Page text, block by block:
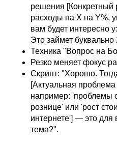
решения [Конкретный
расходы на Х на Y%,
вам будет интересно
Это займет
Техника "Вопрос на
Резко меняет фокус
Скрипт: "Хорошо.
[Актуальная
например: 'проблемы
рознице' или 'рост
интернете'] — это для
тема?".